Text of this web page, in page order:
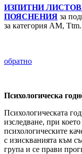
ИЗПИТНИ
ПОЯСНЕНИЯ за
за категория AM, Ttm.
обратно
Психологическа
Психологическата
изследване, при
психологическите
с изискванията към
група и се прави